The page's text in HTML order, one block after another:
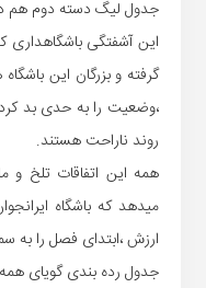
جدول لیگ دسته دوم هم
این آشفتگی باشگاهداری
گرفته و بزرگان این
،وضعیت را به حدی بد
روند ناراحت هستند.
همه این اتفاقات تلخ و
میدهد که باشگاه
ارزش ،ابتدای فصل را به
جدول رده بندی گویای